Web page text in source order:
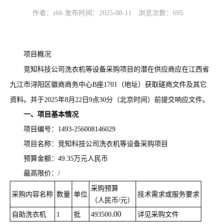
作者：zbb 发布时间：2025-08-11 浏览次数： 695
项目概况
竞知科技公司洗衣机等设备采购项目的潜在供应商应在江西省
九江市浔阳区徽商商务中心B座1701 （地址）获取磋商文件及其它
资料。并于2025年8月 22 日 9点30分（北京时间）前提交响应文件。
一、项目基本情况
项目编号： 1493-256008146029
项目名称：竞知科技公司洗衣机等设备采购项目
预算金额： 49.35万元人民币
最高限价： /
采购内容名称 数量 单位
采购预算
（人民币/元）
技术需求或服务要求
自助洗衣机 1 批 493500.00
详见采购文件